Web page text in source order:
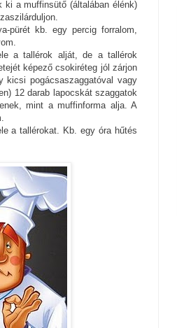
a muffinsütő (általában élénk)
pürét kb. egy percig forralom,
a tallérok alját, de a tallérok
képező csokiréteg jól zárjon
kicsi pogácsaszaggatóval vagy
12 darab lapocskát szaggatok
mint a muffinforma alja. A
a tallérokat. Kb. egy óra hűtés